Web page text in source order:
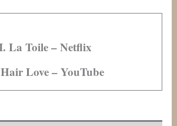
La Toile – Netflix
Love – YouTube